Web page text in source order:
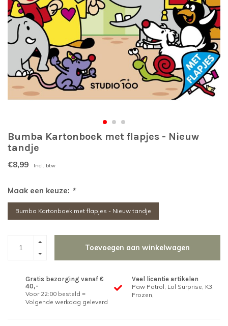
Bumba Kartonboek met flapjes - Nieuw
tandje
€8,99 Incl. btw
Maak een keuze: *
Bumba Kartonboek met flapjes - Nieuw tandje
Toevoegen aan winkelwagen
Gratis bezorging vanaf €
40,-
Voor 22:00 besteld =
Volgende werkdag geleverd
Veel licentie artikelen
Paw Patrol, Lol Surprise, K3,
Frozen,